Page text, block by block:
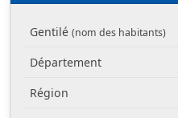
Gentilé (nom des habitants)
Département
Région